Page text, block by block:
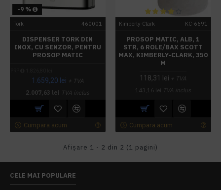
-9 %
Tork 460001
DISPENSER TORK DIN
INOX, CU SENZOR, PENTRU
PROSOP MATIC
1.659,20 lei + TVA
2.007,63 lei TVA inclus
Cumpara acum
Kimberly-Clark KC-6691
PROSOP MATIC, ALB, 1
STR, 6 ROLE/BAX SCOTT
MAX, KIMBERLY-CLARK, 350
M
118,31 lei + TVA
143,16 lei TVA inclus
Cumpara acum
Afişare 1 - 2 din 2 (1 pagini)
CELE MAI POPULARE